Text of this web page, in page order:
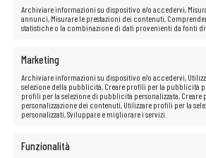
Archiviare informazioni su dispositivo e/o accedervi,
annunci, Misurare le prestazioni dei contenuti,
statistiche o la combinazione di dati provenienti da fonti
Marketing
Archiviare informazioni su dispositivo e/o accedervi,
selezione della pubblicità, Creare profili per la pubblicità
profili per la selezione di pubblicità personalizzata, Creare
personalizzazione dei contenuti, Utilizzare profili per la
personalizzati, Sviluppare e migliorare i servizi.
Funzionalità
Pagamento con